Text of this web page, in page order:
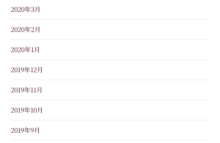
2020年3月
2020年2月
2020年1月
2019年12月
2019年11月
2019年10月
2019年9月